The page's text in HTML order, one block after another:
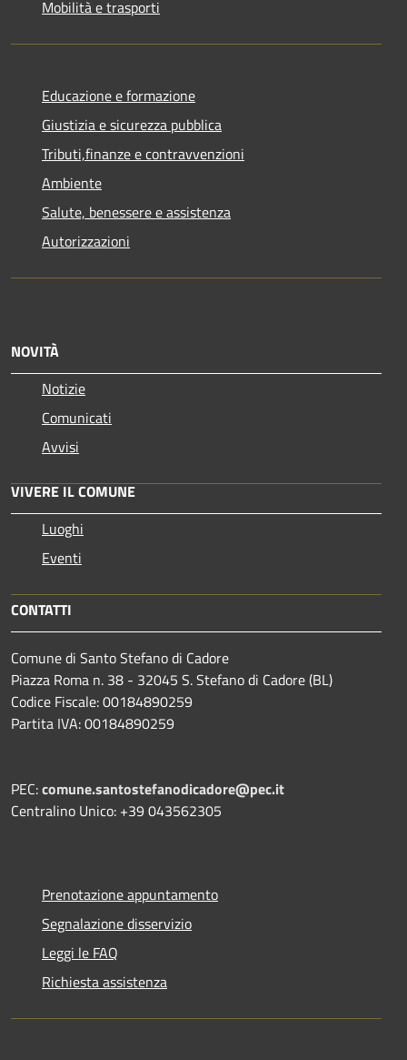
Mobilità e trasporti
Educazione e formazione
Giustizia e sicurezza pubblica
Tributi,finanze e contravvenzioni
Ambiente
Salute, benessere e assistenza
Autorizzazioni
NOVITÀ
Notizie
Comunicati
Avvisi
VIVERE IL COMUNE
Luoghi
Eventi
CONTATTI
Comune di Santo Stefano di Cadore
Piazza Roma n. 38 - 32045 S. Stefano di Cadore (BL)
Codice Fiscale: 00184890259
Partita IVA: 00184890259
PEC:comune.santostefanodicadore@pec.it
Centralino Unico: +39 043562305
Prenotazione appuntamento
Segnalazione disservizio
Leggi le FAQ
Richiesta assistenza